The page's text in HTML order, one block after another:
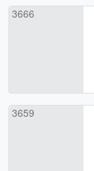
3666
3659